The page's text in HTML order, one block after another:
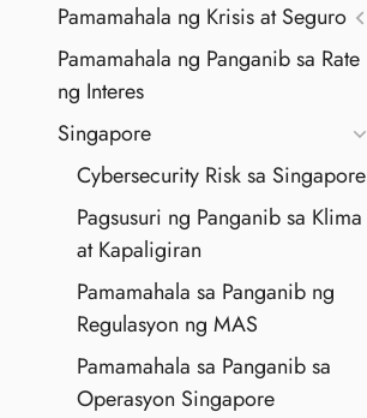
Pamamahala ng Krisis at Seguro
Pamamahala ng Panganib sa Rate
ng Interes
Singapore
Cybersecurity Risk sa Singapore
Pagsusuri ng Panganib sa Klima
at Kapaligiran
Pamamahala sa Panganib ng
Regulasyon ng MAS
Pamamahala sa Panganib sa
Operasyon Singapore